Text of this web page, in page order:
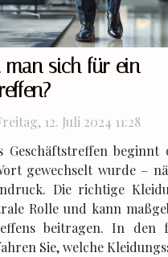
man sich für ein
12. Juli 2024 11:28
Geschäftstreffen beginnt
gewechselt wurde –
Die richtige
Rolle und kann
beitragen. In den
Sie, welche